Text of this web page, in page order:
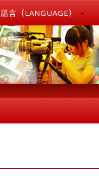
語言（LANGUAGE）